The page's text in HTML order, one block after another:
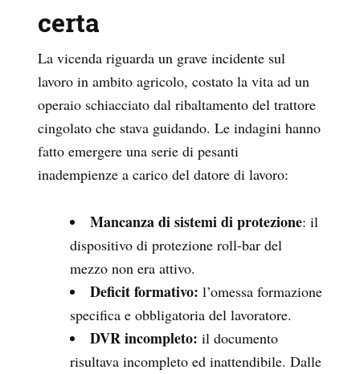
certa
La vicenda riguarda un grave incidente sul
lavoro in ambito agricolo, costato la vita ad un
operaio schiacciato dal ribaltamento del trattore
cingolato che stava guidando. Le indagini hanno
fatto emergere una serie di pesanti
inadempienze a carico del datore di lavoro:
Mancanza di sistemi di protezione: il
dispositivo di protezione roll-bar del
mezzo non era attivo.
Deficit formativo: l’omessa formazione
specifica e obbligatoria del lavoratore.
DVR incompleto: il documento
risultava incompleto ed inattendibile. Dalle